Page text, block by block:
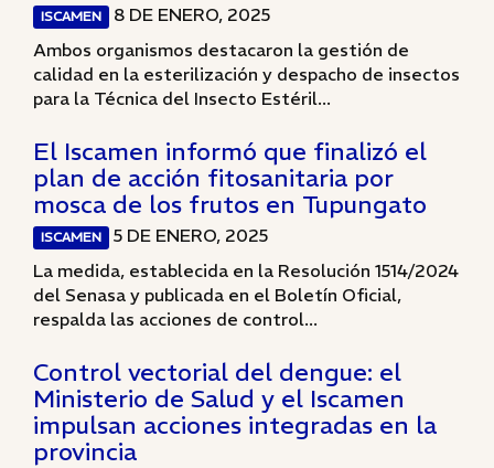
ISCAMEN
8 DE ENERO, 2025
Ambos organismos destacaron la gestión de
calidad en la esterilización y despacho de insectos
para la Técnica del Insecto Estéril...
El Iscamen informó que finalizó el
plan de acción fitosanitaria por
mosca de los frutos en Tupungato
ISCAMEN
5 DE ENERO, 2025
La medida, establecida en la Resolución 1514/2024
del Senasa y publicada en el Boletín Oficial,
respalda las acciones de control...
Control vectorial del dengue: el
Ministerio de Salud y el Iscamen
impulsan acciones integradas en la
provincia